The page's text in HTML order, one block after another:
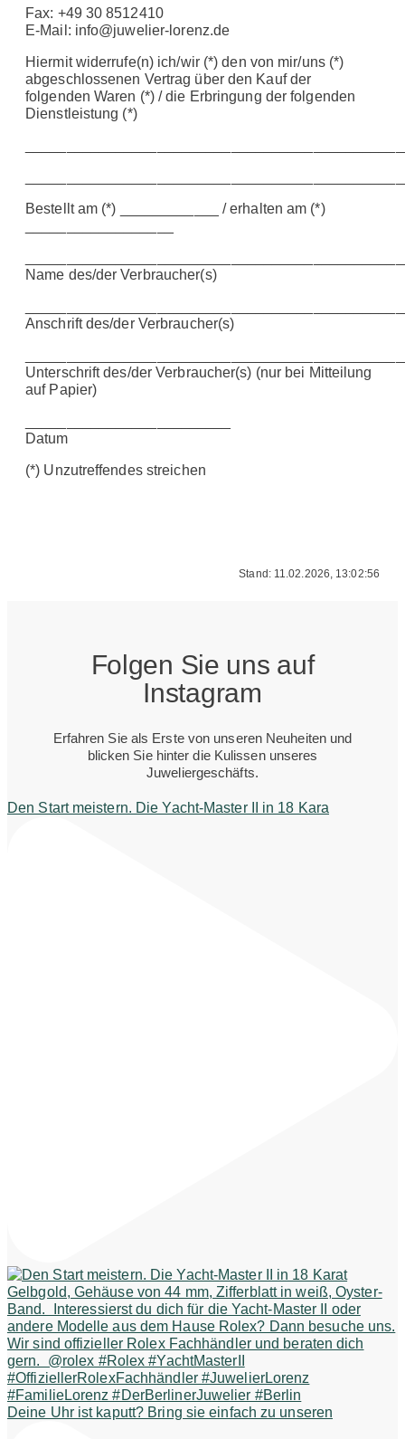
Fax: +49 30 8512410
E-Mail: info@juwelier-lorenz.de
Hiermit widerrufe(n) ich/wir (*) den von mir/uns (*)
abgeschlossenen Vertrag über den Kauf der
folgenden Waren (*) / die Erbringung der folgenden
Dienstleistung (*)
Bestellt am (*) ____________ / erhalten am (*)
Name des/der Verbraucher(s)
Anschrift des/der Verbraucher(s)
Unterschrift des/der Verbraucher(s) (nur bei Mitteilung
auf Papier)
Datum
(*) Unzutreffendes streichen
Stand: 11.02.2026, 13:02:56
Folgen Sie uns auf
Instagram
Erfahren Sie als Erste von unseren Neuheiten und
blicken Sie hinter die Kulissen unseres
Juweliergeschäfts.
Den Start meistern. Die Yacht-Master II in 18 Kara
Deine Uhr ist kaputt? Bring sie einfach zu unseren